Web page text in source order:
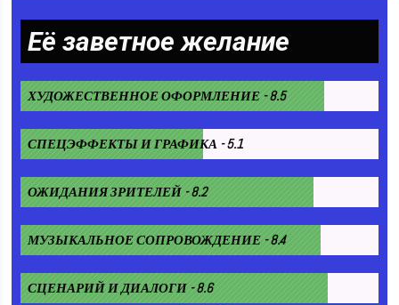
Её заветное желание
ХУДОЖЕСТВЕННОЕ ОФОРМЛЕНИЕ - 8.5
СПЕЦЭФФЕКТЫ И ГРАФИКА - 5.1
ОЖИДАНИЯ ЗРИТЕЛЕЙ - 8.2
МУЗЫКАЛЬНОЕ СОПРОВОЖДЕНИЕ - 8.4
СЦЕНАРИЙ И ДИАЛОГИ - 8.6